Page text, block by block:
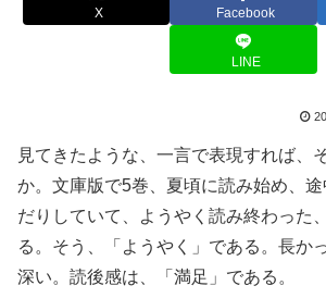
X Facebook
LINE
見てきたような、一言で表現すれば、
か。文庫版で5巻、夏頃に読み始め、
だりしていて、ようやく読み終わった
る。そう、「ようやく」である。長か
深い。読後感は、「満足」である。